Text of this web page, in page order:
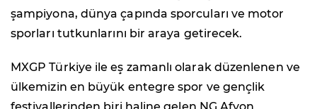
şampiyona, dünya çapında sporcuları ve motor
sporları tutkunlarını bir araya getirecek.
MXGP Türkiye ile eş zamanlı olarak düzenlenen ve
ülkemizin en büyük entegre spor ve gençlik